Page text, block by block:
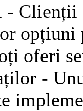
-
opțiuni
oferi
-